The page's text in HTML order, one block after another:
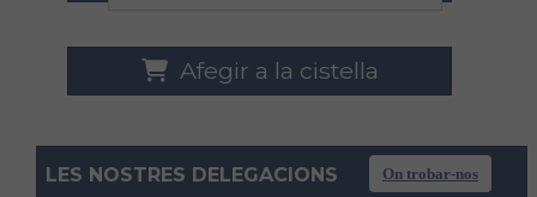
Afegir a la cistella
LES NOSTRES DELEGACIONS On trobar-nos